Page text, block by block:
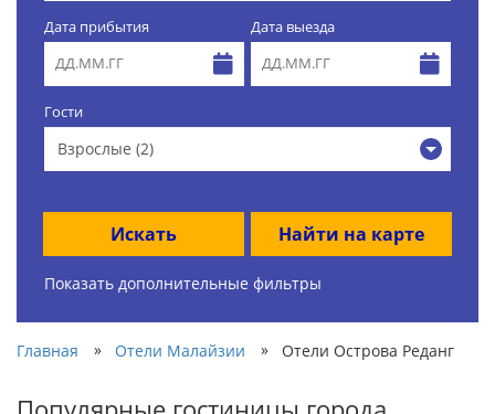
Дата прибытия Дата выезда
Гости
Взрослые (2)
Искать Найти на карте
Показать дополнительные фильтры
Главная » Отели Малайзии » Отели Острова Реданг